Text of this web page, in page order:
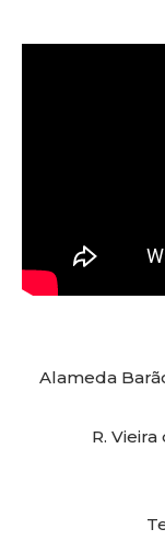
Alameda
R.